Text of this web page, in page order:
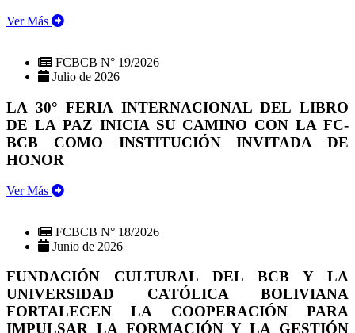
Ver Más
FCBCB N° 19/2026
Julio de 2026
LA 30° FERIA INTERNACIONAL DEL LIBRO
DE LA PAZ INICIA SU CAMINO CON LA FC-
BCB COMO INSTITUCIÓN INVITADA DE
HONOR
Ver Más
FCBCB N° 18/2026
Junio de 2026
FUNDACIÓN CULTURAL DEL BCB Y LA
UNIVERSIDAD CATÓLICA BOLIVIANA
FORTALECEN LA COOPERACIÓN PARA
IMPULSAR LA FORMACIÓN Y LA GESTIÓN